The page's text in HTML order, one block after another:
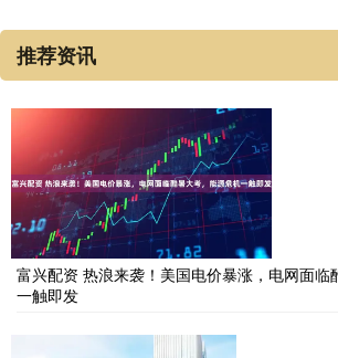
推荐资讯
富兴配资 热浪来袭！美国电价暴涨，电网面临
一触即发